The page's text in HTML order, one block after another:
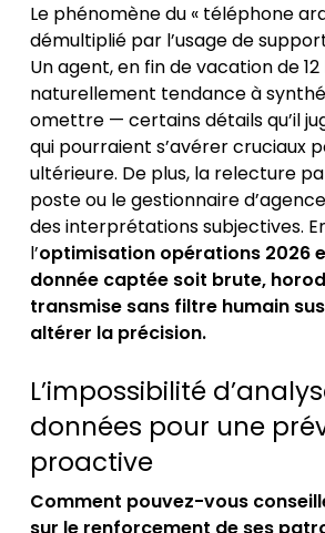
Le phénomène du « téléphone
démultiplié par l’usage de
Un agent, en fin de vacation de
naturellement tendance à
omettre — certains détails qu’il
qui pourraient s’avérer cruciaux
ultérieure. De plus, la relecture
poste ou le gestionnaire
des interprétations subjectives.
l’optimisation opérations 2026
donnée captée soit brute,
transmise sans filtre humain
altérer la précision.
L’impossibilité
données pour une
proactive
Comment pouvez-vous